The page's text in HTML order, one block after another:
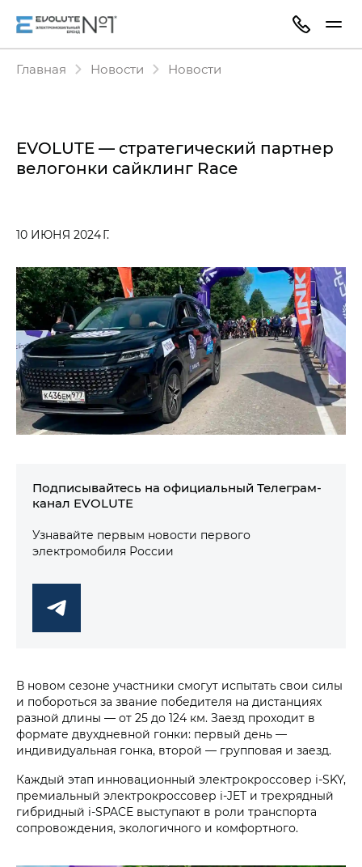
Главная Новости Новости
EVOLUTE — стратегический партнер
велогонки сайклинг Race
10 ИЮНЯ 2024 Г.
Подписывайтесь на официальный Телеграм-
канал EVOLUTE
Узнавайте первым новости первого
электромобиля России
В новом сезоне участники смогут испытать свои силы
и побороться за звание победителя на дистанциях
разной длины — от 25 до 124 км. Заезд проходит в
формате двухдневной гонки: первый день —
индивидуальная гонка, второй — групповая и заезд.
Каждый этап инновационный электрокроссовер i‑SKY,
премиальный электрокроссовер i‑JET и трехрядный
гибридный i‑SPACE выступают в роли транспорта
сопровождения, экологичного и комфортного.